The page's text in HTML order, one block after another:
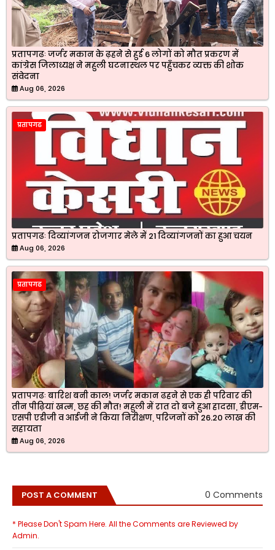
प्रतापगढः जर्जर मकान के ढ़हने से हुई 6 लोगों को मौत प्रकरण में
कांग्रेस जिलाध्यक्ष ने महुली घटनास्थल पर पहुँचकर व्यक्त की शोक
संवेदना
Aug 06, 2026
प्रतापगढ
प्रतापगढः दिव्यांगजन रोजगार मेले में 21 दिव्यांगजनों का हुआ चयन
Aug 06, 2026
प्रतापगढ
प्रतापगढः बारिश बनी काल! जर्जर मकान ढहने से एक ही परिवार की
तीन पीढ़ियां खत्म, छह की मौत! महुली में रात दो बजे हुआ हादसा, डीएम-
एसपी एडीजी व आईजी ने किया निरीक्षण, परिजनों को 26.20 लाख की
सहायता
Aug 06, 2026
POST A COMMENT 0 Comments
* Please Don't Spam Here. All the Comments are Reviewed by
Admin.